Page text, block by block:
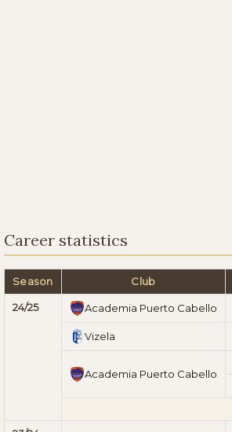
Career statistics
Season Club
24/25 Academia Puerto Cabello
Vizela
Academia Puerto Cabello